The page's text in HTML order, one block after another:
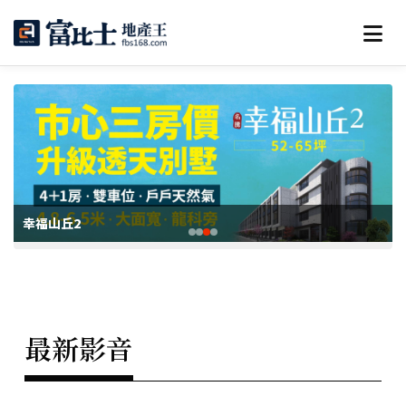
幸福山丘2
最新影音